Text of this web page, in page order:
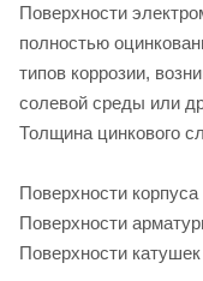
Поверхности
полностью
типов коррозии,
солевой среды или
Толщина цинкового
Поверхности
Поверхности
Поверхности